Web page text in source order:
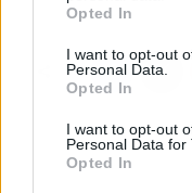
Opted In
I want to opt-out
Personal Data.
Opted In
I want to opt-out
Personal Data for
Opted In